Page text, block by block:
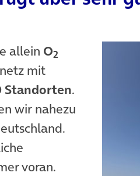
allein O2
mit
Standorten.
wir nahezu
voran.